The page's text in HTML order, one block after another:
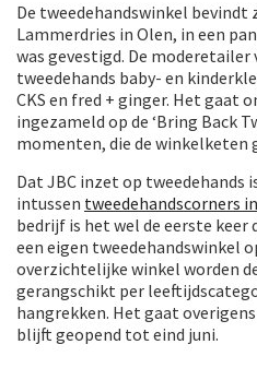
De tweedehandswinkel
Lammerdries in Olen, in een
was gevestigd. De
tweedehands baby- en
CKS en fred + ginger. Het gaat
ingezameld op de ‘Bring Back
momenten, die de winkelketen
Dat JBC inzet op tweedehands
intussen tweedehandscorners
bedrijf is het wel de eerste
een eigen tweedehandswinkel
overzichtelijke winkel worden
gerangschikt per
hangrekken. Het gaat
blijft geopend tot eind juni.